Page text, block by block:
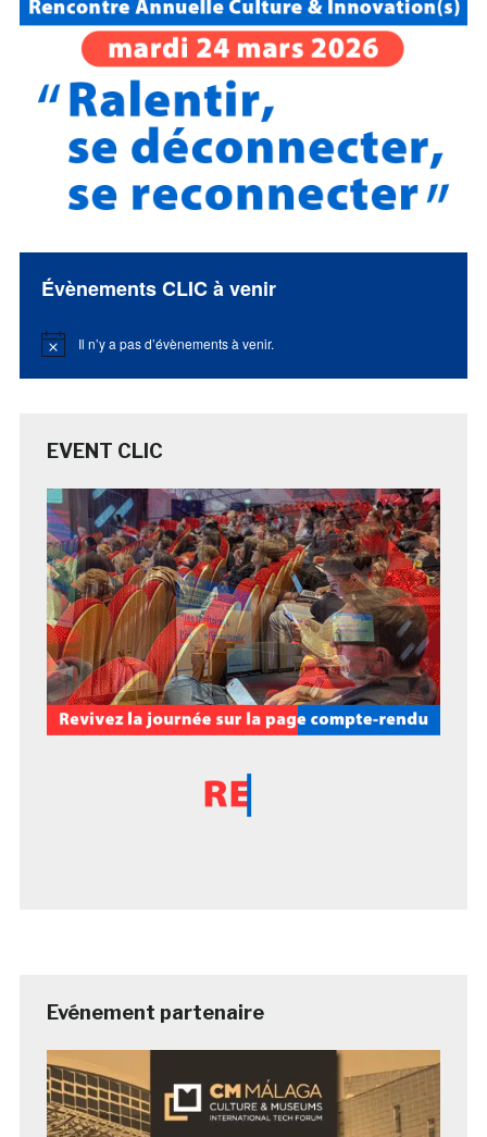
Évènements CLIC à venir
Notice Il n’y a pas d’évènements à venir.
EVENT CLIC
Evénement partenaire